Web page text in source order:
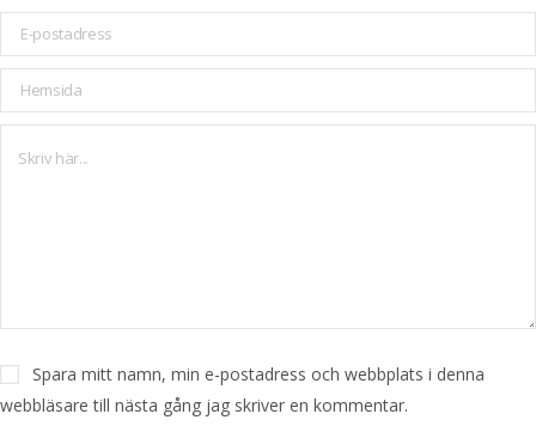
Spara mitt namn, min e-postadress och webbplats i denna
webbläsare till nästa gång jag skriver en kommentar.